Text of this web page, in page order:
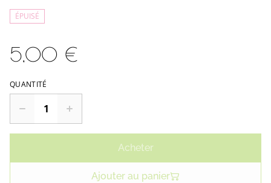
ÉPUISÉ
5,00 €
QUANTITÉ
Acheter
Ajouter au panier